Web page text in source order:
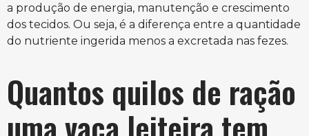
a produção de energia, manutenção e crescimento
dos tecidos. Ou seja, é a diferença entre a quantidade
do nutriente ingerida menos a excretada nas fezes.
Quantos quilos de ração